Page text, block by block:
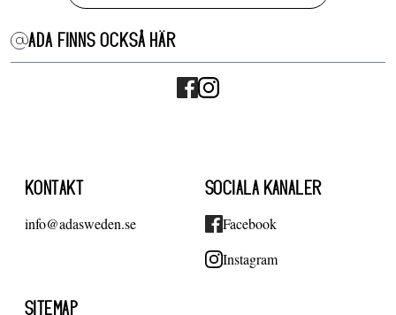
ADA FINNS OCKSÅ HÄR
KONTAKT
info@adasweden.se
SOCIALA KANALER
Facebook
Instagram
SITEMAP